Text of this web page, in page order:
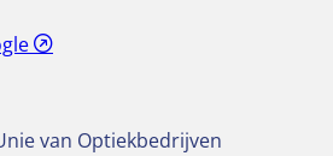
van Optiekbedrijven